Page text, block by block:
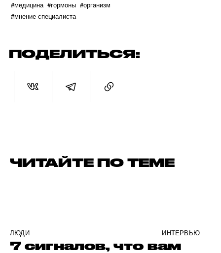
#медицина #гормоны #организм
#мнение специалиста
ПОДЕЛИТЬСЯ:
ЧИТАЙТЕ ПО ТЕМЕ
ЛЮДИ ИНТЕРВЬЮ
7 сигналов, что вам